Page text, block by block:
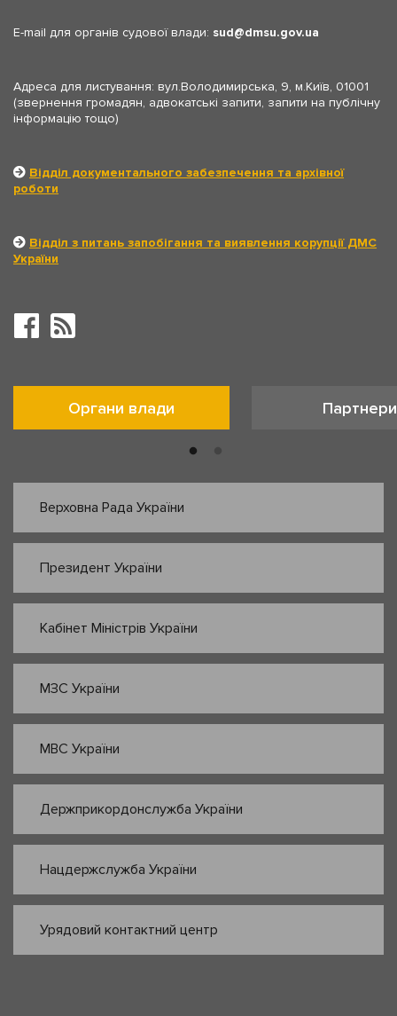
E-mail для органів судової влади: sud dmsu.gov.ua
Адреса для листування: вул.Володимирська, 9, м.Київ, 01001
(звернення громадян, адвокатські запити, запити на публічну
інформацію тощо)
Відділ документального забезпечення та архівної
роботи
Відділ з питань запобігання та виявлення корупції ДМС
України
Органи влади Партнери
Верховна Рада України
Президент України
Кабінет Міністрів України
МЗС України
МВС України
Держприкордонслужба України
Нацдержслужба України
Урядовий контактний центр